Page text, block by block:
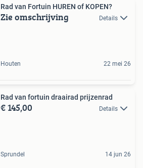
Rad van Fortuin HUREN of KOPEN?
Zie omschrijving Details
Houten 22 mei 26
Rad van fortuin draairad prijzenrad
€ 145,00 Details
Sprundel 14 jun 26